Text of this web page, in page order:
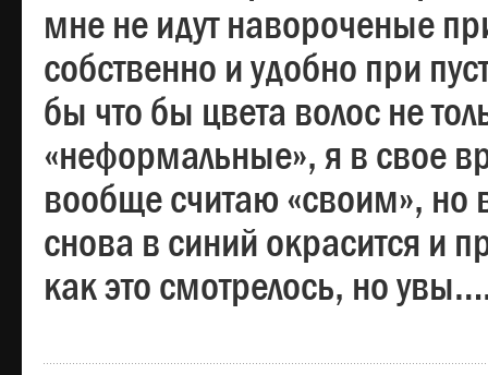
мне не идут навороченые
собственно и удобно при
бы что бы цвета волос не
«неформальные», я в свое
вообще считаю «своим», но
снова в синий окрасится и
как это смотрелось, но